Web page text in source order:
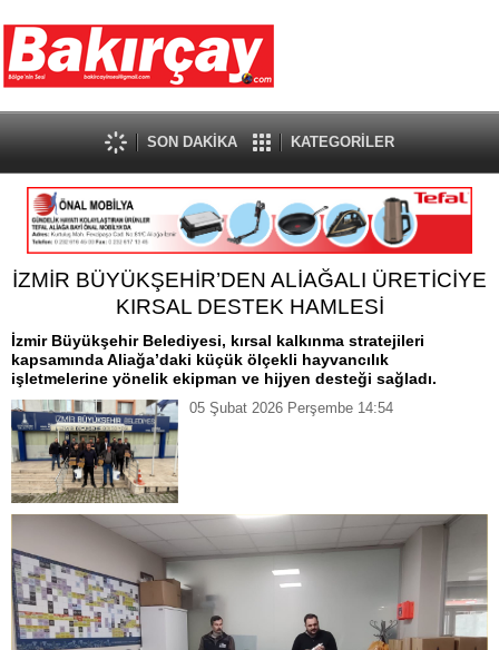
SON DAKİKA KATEGORİLER
İZMİR BÜYÜKŞEHİR’DEN ALİAĞALI ÜRETİCİYE
KIRSAL DESTEK HAMLESİ
İzmir Büyükşehir Belediyesi, kırsal kalkınma stratejileri
kapsamında Aliağa’daki küçük ölçekli hayvancılık
işletmelerine yönelik ekipman ve hijyen desteği sağladı.
05 Şubat 2026 Perşembe 14:54